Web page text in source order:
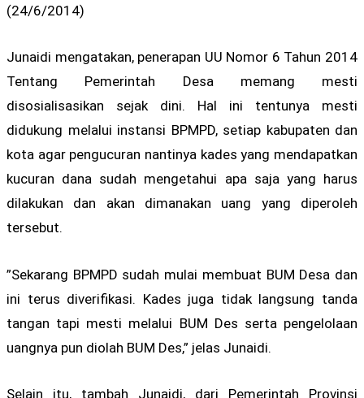
(24/6/2014)
Junaidi mengatakan, penerapan UU Nomor 6 Tahun 2014
Tentang Pemerintah Desa memang mesti
disosialisasikan sejak dini. Hal ini tentunya mesti
didukung melalui instansi BPMPD, setiap kabupaten dan
kota agar pengucuran nantinya kades yang mendapatkan
kucuran dana sudah mengetahui apa saja yang harus
dilakukan dan akan dimanakan uang yang diperoleh
tersebut.
”Sekarang BPMPD sudah mulai membuat BUM Desa dan
ini terus diverifikasi. Kades juga tidak langsung tanda
tangan tapi mesti melalui BUM Des serta pengelolaan
uangnya pun diolah BUM Des,” jelas Junaidi.
Selain itu, tambah Junaidi, dari Pemerintah Provinsi